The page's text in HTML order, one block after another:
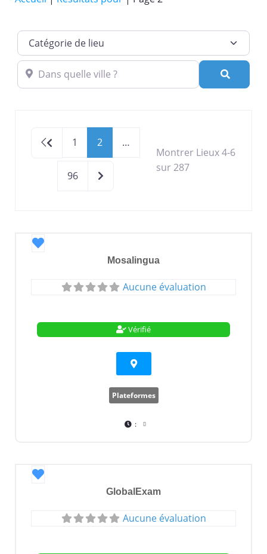
Catégorie de lieu
Dans quelle ville ?
Newer posts
1 2 …
96 Older posts
Montrer Lieux 4-6
sur 287
Favori
Mosalingua
Aucune évaluation
Vérifié
Plateformes
:
Favori
GlobalExam
Aucune évaluation